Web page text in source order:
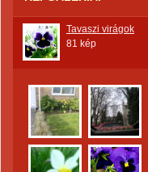
Tavaszi virágok
81 kép